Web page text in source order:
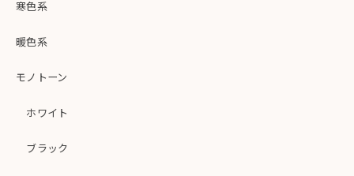
寒色系
暖色系
モノトーン
ホワイト
ブラック